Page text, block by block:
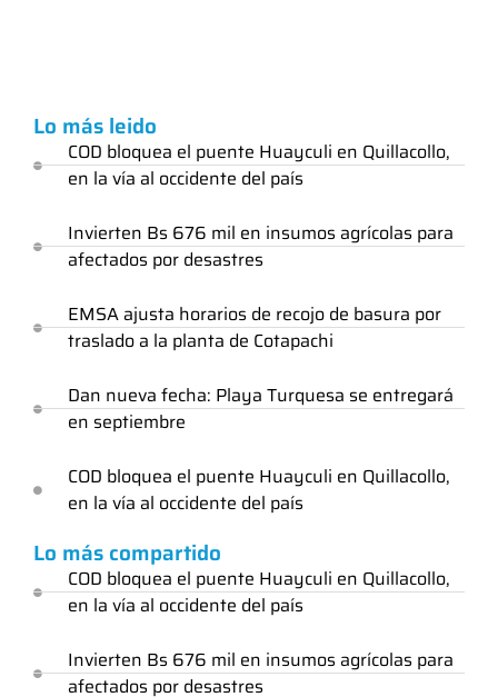
Lo más leido
COD bloquea el puente Huayculi en Quillacollo,
en la vía al occidente del país
Invierten Bs 676 mil en insumos agrícolas para
afectados por desastres
EMSA ajusta horarios de recojo de basura por
traslado a la planta de Cotapachi
Dan nueva fecha: Playa Turquesa se entregará
en septiembre
COD bloquea el puente Huayculi en Quillacollo,
en la vía al occidente del país
Lo más compartido
COD bloquea el puente Huayculi en Quillacollo,
en la vía al occidente del país
Invierten Bs 676 mil en insumos agrícolas para
afectados por desastres